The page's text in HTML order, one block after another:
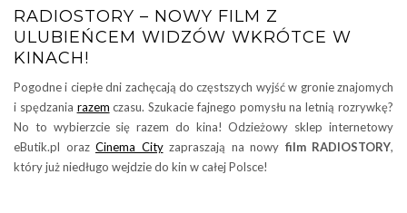
RADIOSTORY – NOWY FILM Z
ULUBIEŃCEM WIDZÓW WKRÓTCE W
KINACH!
Pogodne i ciepłe dni zachęcają do częstszych wyjść w gronie znajomych
i spędzania razem czasu. Szukacie fajnego pomysłu na letnią rozrywkę?
No to wybierzcie się razem do kina! Odzieżowy sklep internetowy
eButik.pl oraz Cinema Cityzapraszają na nowy film RADIOSTORY,
który już niedługo wejdzie do kin w całej Polsce!